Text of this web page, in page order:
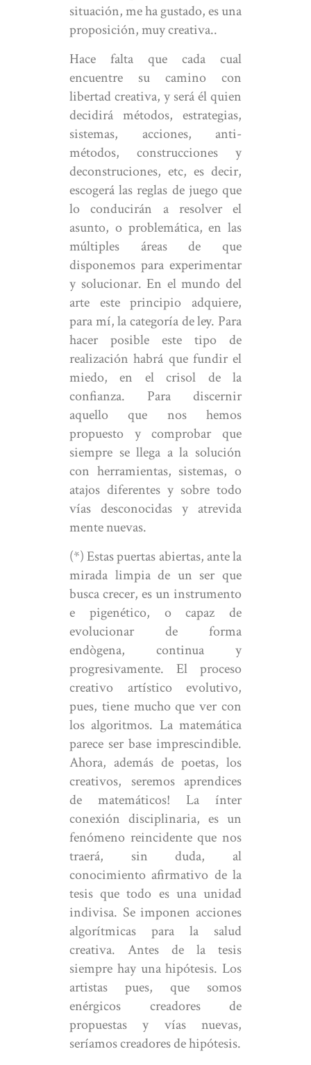
situación, me ha gustado, es una
proposición, muy creativa..
Hace falta que cada cual
encuentre su camino con
libertad creativa, y será él quien
decidirá métodos, estrategias,
sistemas, acciones, anti-
métodos, construcciones y
deconstruciones, etc, es decir,
escogerá las reglas de juego que
lo conducirán a resolver el
asunto, o problemática, en las
múltiples áreas de que
disponemos para experimentar
y solucionar. En el mundo del
arte este principio adquiere,
para mí, la categoría de ley. Para
hacer posible este tipo de
realización habrá que fundir el
miedo, en el crisol de la
confianza. Para discernir
aquello que nos hemos
propuesto y comprobar que
siempre se llega a la solución
con herramientas, sistemas, o
atajos diferentes y sobre todo
vías desconocidas y atrevida
mente nuevas.
(*) Estas puertas abiertas, ante la
mirada limpia de un ser que
busca crecer, es un instrumento
e pigenético, o capaz de
evolucionar de forma
endògena, continua y
progresivamente. El proceso
creativo artístico evolutivo,
pues, tiene mucho que ver con
los algoritmos. La matemática
parece ser base imprescindible.
Ahora, además de poetas, los
creativos, seremos aprendices
de matemáticos! La ínter
conexión disciplinaria, es un
fenómeno reincidente que nos
traerá, sin duda, al
conocimiento afirmativo de la
tesis que todo es una unidad
indivisa. Se imponen acciones
algorítmicas para la salud
creativa. Antes de la tesis
siempre hay una hipótesis. Los
artistas pues, que somos
enérgicos creadores de
propuestas y vías nuevas,
seríamos creadores de hipótesis.